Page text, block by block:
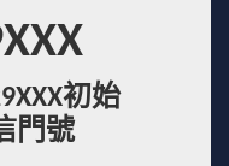
初始
門號